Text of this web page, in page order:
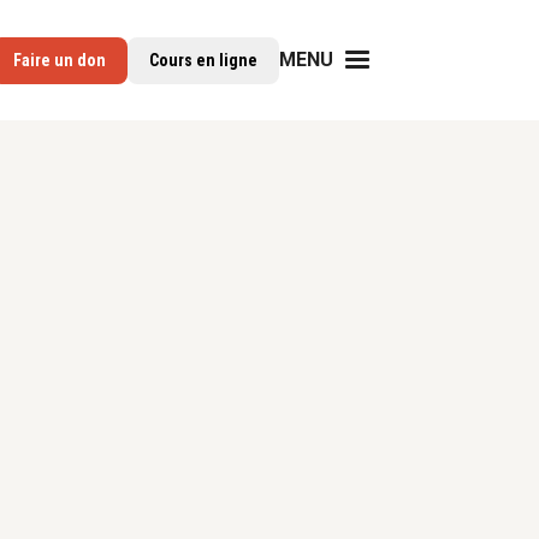
Faire un don Cours en ligne MENU